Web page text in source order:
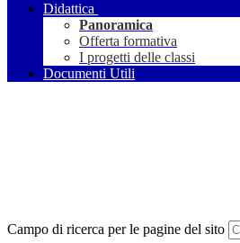
Didattica
Panoramica
Offerta formativa
I progetti delle classi
Documenti Utili
Campo di ricerca per le pagine del sito